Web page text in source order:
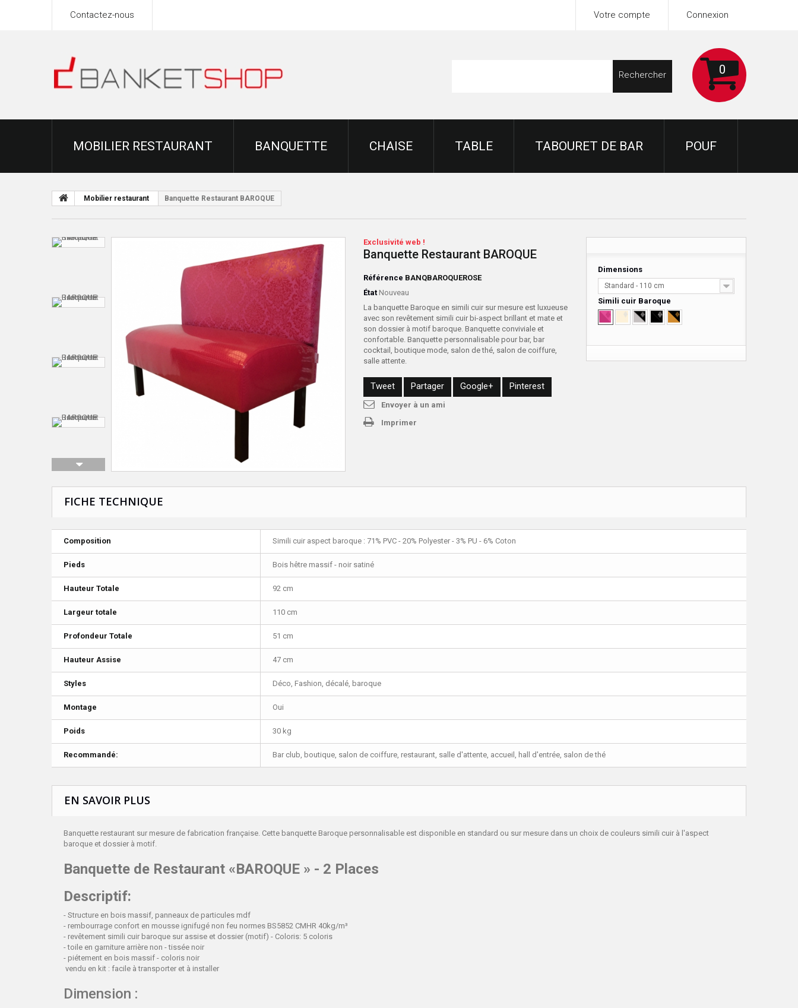
Connexion
Votre compte
Contactez-nous
0
Rechercher
MOBILIER RESTAURANT BANQUETTE CHAISE TABLE TABOURET DE BAR POUF
Mobilier restaurant Banquette Restaurant BAROQUE
Exclusivité web !
Banquette Restaurant BAROQUE
Référence BANQBAROQUEROSE
État Nouveau
La banquette Baroque en simili cuir sur mesure est luxueuse
avec son revêtement simili cuir bi-aspect brillant et mate et
son dossier à motif baroque. Banquette conviviale et
confortable. Banquette personnalisable pour bar, bar
cocktail, boutique mode, salon de thé, salon de coiffure,
salle attente.
Tweet Partager Google+ Pinterest
Envoyer à un ami
Imprimer
Dimensions
Standard - 110 cm
Simili cuir Baroque
FICHE TECHNIQUE
Composition Simili cuir aspect baroque : 71% PVC - 20% Polyester - 3% PU - 6% Coton
Pieds Bois hêtre massif - noir satiné
Hauteur Totale 92 cm
Largeur totale 110 cm
Profondeur Totale 51 cm
Hauteur Assise 47 cm
Styles Déco, Fashion, décalé, baroque
Montage Oui
Poids 30 kg
Recommandé: Bar club, boutique, salon de coiffure, restaurant, salle d'attente, accueil, hall d'entrée, salon de thé
EN SAVOIR PLUS
Banquette restaurant sur mesure de fabrication française. Cette banquette Baroque personnalisable est disponible en standard ou sur mesure dans un choix de couleurs simili cuir à l'aspect
baroque et dossier à motif.
Banquette de Restaurant «BAROQUE » - 2 Places
Descriptif:
- Structure en bois massif, panneaux de particules mdf
- rembourrage confort en mousse ignifugé non feu normes BS5852 CMHR 40kg/m³
- revêtement simili cuir baroque sur assise et dossier (motif) - Coloris: 5 coloris
- toile en garniture arrière non - tissée noir
- piétement en bois massif - coloris noir
vendu en kit : facile à transporter et à installer
Dimension :